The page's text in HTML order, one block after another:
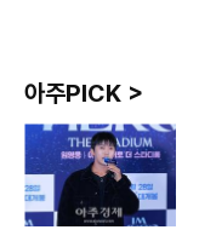
아주PICK >